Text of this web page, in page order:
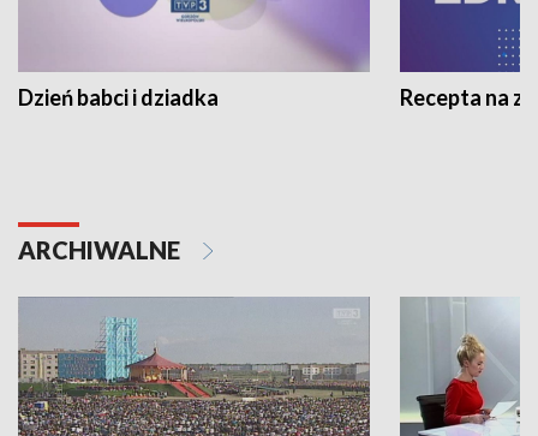
Dzień babci i dziadka Recepta na
ARCHIWALNE